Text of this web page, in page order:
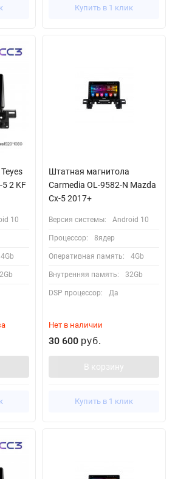
Купить в 1 клик
2 KF
10
4Gb
Штатная магнитола
Carmedia OL-9582-N Mazda
Cx-5 2017+
Версия системы: Android 10
Процессор: 8ядер
Оперативная память: 4Gb
Внутренняя память: 32Gb
DSP процессор: Да
Нет в наличии
30 600 руб.
В корзину
Купить в 1 клик